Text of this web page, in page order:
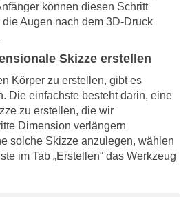
können diesen Schritt
Augen nach dem 3D-Druck
Skizze erstellen
Körper zu erstellen, gibt es
Die einfachste besteht darin, eine
zu erstellen, die wir
Dimension verlängern
solche Skizze anzulegen, wählen
im Tab „Erstellen“ das Werkzeug